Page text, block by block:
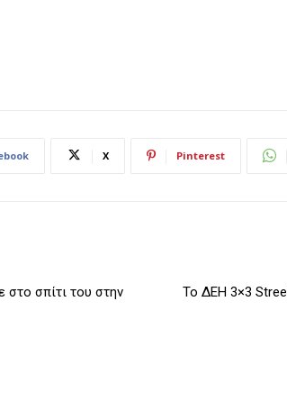
X Pinterest
στο σπίτι του στην
Το ΔΕΗ 3×3